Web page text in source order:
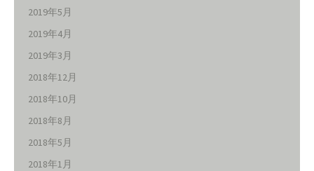
2019年5月
2019年4月
2019年3月
2018年12月
2018年10月
2018年8月
2018年5月
2018年1月